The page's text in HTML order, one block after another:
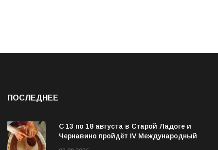
ПОСЛЕДНЕЕ
С 13 по 18 августа в Старой Ладоге и
Чернавино пройдёт IV Международный